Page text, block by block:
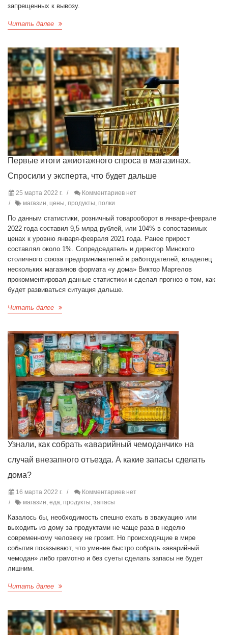
запрещенных к вывозу.
Читать далее
Первые итоги ажиотажного спроса в магазинах.
Спросили у эксперта, что будет дальше
25 марта 2022 г.
Комментариев нет
магазин, цены, продукты, полки
По данным статистики, розничный товарооборот в январе-феврале
2022 года составил 9,5 млрд рублей, или 104% в сопоставимых
ценах к уровню января-февраля 2021 года. Ранее прирост
составлял около 1%. Сопредседатель и директор Минского
столичного союза предпринимателей и работодателей, владелец
нескольких магазинов формата «у дома» Виктор Маргелов
прокомментировал данные статистики и сделал прогноз о том, как
будет развиваться ситуация дальше.
Читать далее
Узнали, как собрать «аварийный чемоданчик» на
случай внезапного отъезда. А какие запасы сделать
дома?
16 марта 2022 г.
Комментариев нет
магазин, еда, продукты, запасы
Казалось бы, необходимость спешно ехать в эвакуацию или
выходить из дому за продуктами не чаще раза в неделю
современному человеку не грозит. Но происходящие в мире
события показывают, что умение быстро собрать «аварийный
чемодан» либо грамотно и без суеты сделать запасы не будет
лишним.
Читать далее